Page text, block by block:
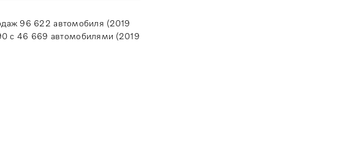
96 622 автомобиля (2019
с 46 669 автомобилями (2019